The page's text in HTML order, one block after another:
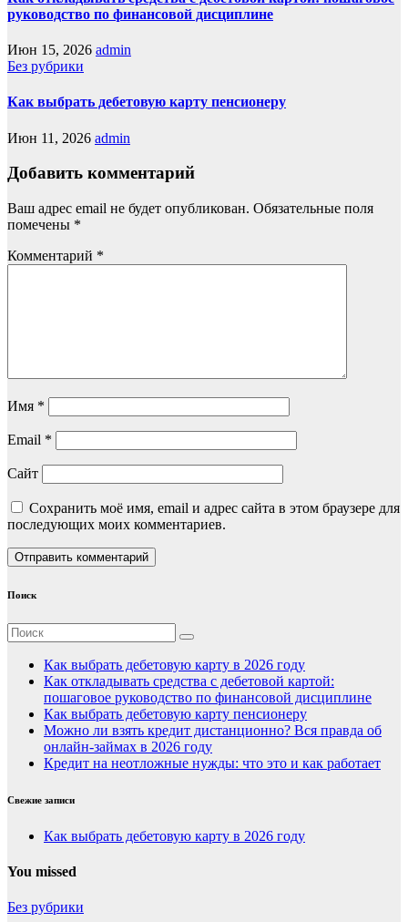
руководство по финансовой дисциплине
Июн 15, 2026 admin
Без рубрики
Как выбрать дебетовую карту пенсионеру
Июн 11, 2026 admin
Добавить комментарий
Ваш адрес email не будет опубликован. Обязательные поля
помечены *
Комментарий *
Имя *
Email *
Сайт
Сохранить моё имя, email и адрес сайта в этом браузере для
последующих моих комментариев.
Поиск
Как выбрать дебетовую карту в 2026 году
Как откладывать средства с дебетовой картой:
пошаговое руководство по финансовой дисциплине
Как выбрать дебетовую карту пенсионеру
Можно ли взять кредит дистанционно? Вся правда об
онлайн-займах в 2026 году
Кредит на неотложные нужды: что это и как работает
Свежие записи
Как выбрать дебетовую карту в 2026 году
You missed
Без рубрики